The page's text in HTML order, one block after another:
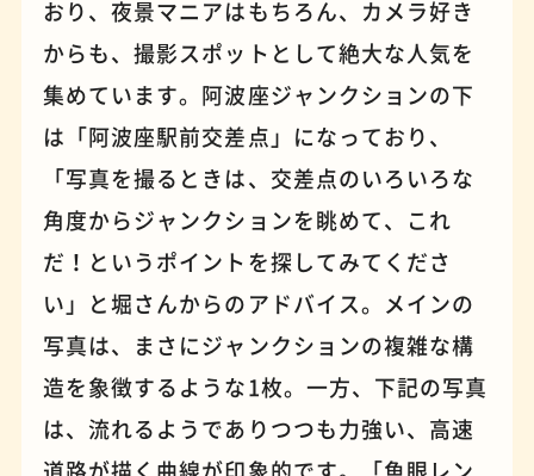
占い 蕎麦
おり、夜景マニアはもちろん、カメラ好き
からも、撮影スポットとして絶大な人気を
集めています。阿波座ジャンクションの下
は「阿波座駅前交差点」になっており、
「写真を撮るときは、交差点のいろいろな
角度からジャンクションを眺めて、これ
だ！というポイントを探してみてくださ
い」と堀さんからのアドバイス。メインの
写真は、まさにジャンクションの複雑な構
造を象徴するような1枚。一方、下記の写真
は、流れるようでありつつも力強い、高速
道路が描く曲線が印象的です。「魚眼レン